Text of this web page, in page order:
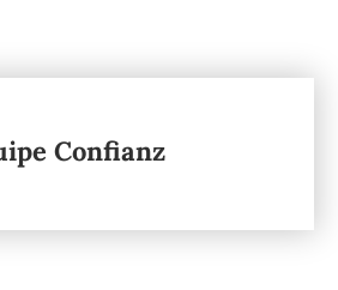
Confianz